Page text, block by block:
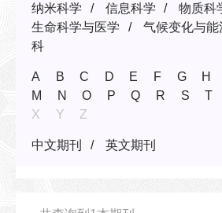
纳米科学 信息科学
物质科
生命科学与医学
气候变化与能
科
A B C D E F G H
M
N O P Q R S T
X
Y Z
中文期刊 英文期刊